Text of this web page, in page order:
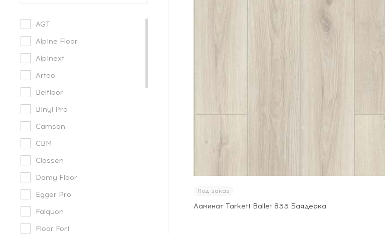
AGT
Alpine Floor
Alpinext
Arteo
Belfloor
Binyl Pro
Camsan
CBM
Classen
Damy Floor
Egger Pro
Falquon
Floor Fort
Под заказ
Ламинат Tarkett Ballet 833 Баядерка